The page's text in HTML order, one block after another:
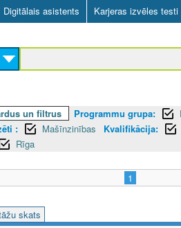
Digitālais asistents Karjeras izvēles testi
un filtrus Programmu grupa:
:
Mašīnzinības
Kvalifikācija:
Rīga
1
skats